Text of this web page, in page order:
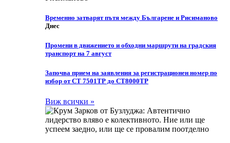
Временно затварят пътя между Българене и Рисиманово
Днес
Промени в движението и обходни маршрути на градския
транспорт на 7 август
Започва прием на заявления за регистрационен номер по
избор от СТ 7501ТР до СТ8000ТР
Виж всички »